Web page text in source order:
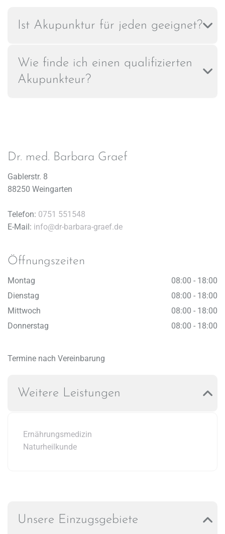
Ist Akupunktur für jeden geeignet?
Wie finde ich einen qualifizierten
Akupunkteur?
Dr. med. Barbara Graef
Gablerstr. 8
88250 Weingarten
Telefon: 0751 551548
E-Mail: info@dr-barbara-graef.de
Öffnungszeiten
Montag
08:00 - 18:00
Dienstag
08:00 - 18:00
Mittwoch
08:00 - 18:00
Donnerstag
08:00 - 18:00
Termine nach Vereinbarung
Weitere Leistungen
Ernährungsmedizin
Naturheilkunde
Unsere Einzugsgebiete